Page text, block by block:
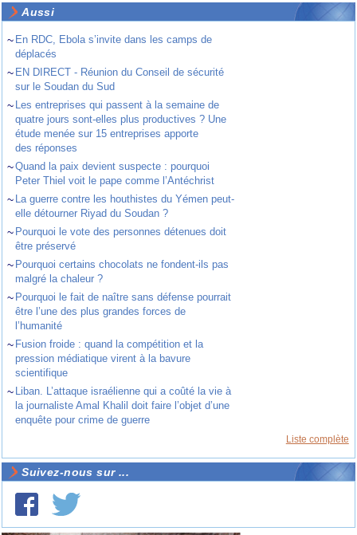
Aussi
~ En RDC, Ebola s’invite dans les camps de
déplacés
~ EN DIRECT - Réunion du Conseil de sécurité
sur le Soudan du Sud
~ Les entreprises qui passent à la semaine de
quatre jours sont-elles plus productives ? Une
étude menée sur 15 entreprises apporte
des réponses
~Quand la paix devient suspecte : pourquoi
Peter Thiel voit le pape comme l’Antéchrist
~ La guerre contre les houthistes du Yémen peut-
elle détourner Riyad du Soudan ?
~ Pourquoi le vote des personnes détenues doit
être préservé
~ Pourquoi certains chocolats ne fondent-ils pas
malgré la chaleur ?
~ Pourquoi le fait de naître sans défense pourrait
être l’une des plus grandes forces de
l’humanité
~ Fusion froide : quand la compétition et la
pression médiatique virent à la bavure
scientifique
~ Liban. L’attaque israélienne qui a coûté la vie à
la journaliste Amal Khalil doit faire l’objet d’une
enquête pour crime de guerre
Liste complète
Suivez-nous sur ...